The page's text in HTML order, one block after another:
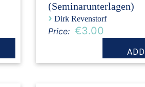
(Seminarunterlagen)
› Dirk Revenstorf
Price: €3.00